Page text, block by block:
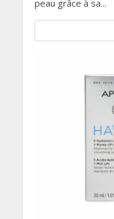
peau grâce à sa...